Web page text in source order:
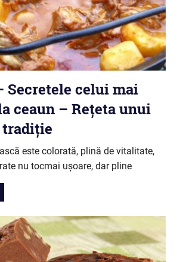
Secretele celui mai
ceaun – Rețeta unui
tradiție
este colorată, plină de vitalitate,
nu tocmai ușoare, dar pline